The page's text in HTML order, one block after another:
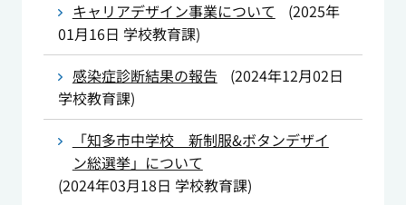
キャリアデザイン事業について
(2025年
01月16日 学校教育課)
感染症診断結果の報告
(2024年12月02日
学校教育課)
「知多市中学校 新制服&ボタンデザイ
ン総選挙」について
(2024年03月18日 学校教育課)